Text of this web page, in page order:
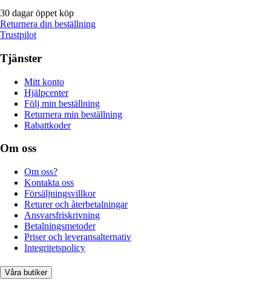
30 dagar öppet köp
Returnera din beställning
Trustpilot
Tjänster
Mitt konto
Hjälpcenter
Följ min beställning
Returnera min beställning
Rabattkoder
Om oss
Om oss?
Kontakta oss
Försäljningsvillkor
Returer och återbetalningar
Ansvarsfriskrivning
Betalningsmetoder
Priser och leveransalternativ
Integritetspolicy
Våra butiker